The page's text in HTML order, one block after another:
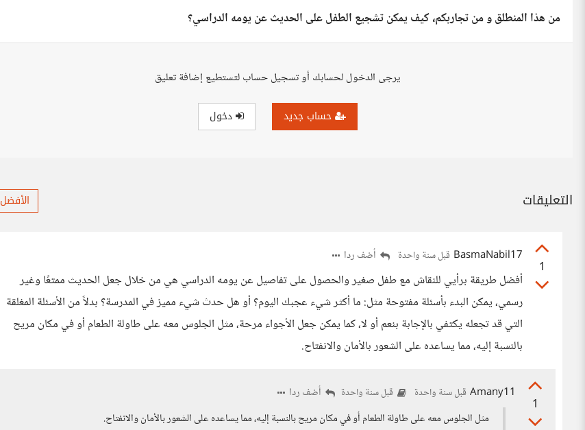
من هذا المنطلق و من تجاربكم، كيف يمكن تشجيع الطفل على الحديث عن يومه الدراسي؟
يرجى الدخول لحسابك أو تسجيل حساب لتستطيع إضافة تعليق
حساب جديد دخول
التعليقات الأفضل
1
BasmaNabil17 قبل سنة واحدة أضف ردا
أفضل طريقة برأيي للنقاش مع طفل صغير والحصول على تفاصيل عن يومه الدراسي هي من خلال جعل الحديث ممتعًا وغير
رسمي، يمكن البدء بأسئلة مفتوحة مثل: ما أكثر شيء عجبك اليوم؟ أو هل حدث شيء مميز في المدرسة؟ بدلاً من الأسئلة المغلقة
التي قد تجعله يكتفي بالإجابة بنعم أو لا، كما يمكن جعل الأجواء مرحة، مثل الجلوس معه على طاولة الطعام أو في مكان مريح
بالنسبة إليه، مما يساعده على الشعور بالأمان والانفتاح.
1
Amany11 قبل سنة واحدة قبل سنة واحدة
أضف ردا
مثل الجلوس معه على طاولة الطعام أو في مكان مريح بالنسبة إليه، مما يساعده على الشعور بالأمان والانفتاح.